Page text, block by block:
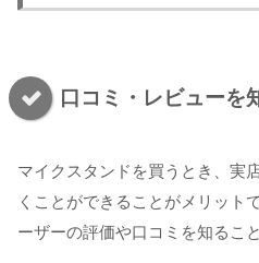
口コミ・レビューを
マイクスタンドを買うとき、実
くことができることがメリット
ーザーの評価や口コミを知るこ